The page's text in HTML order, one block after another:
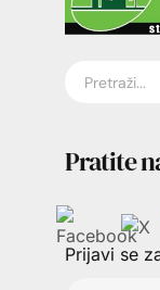
Pratite
Prijavi se